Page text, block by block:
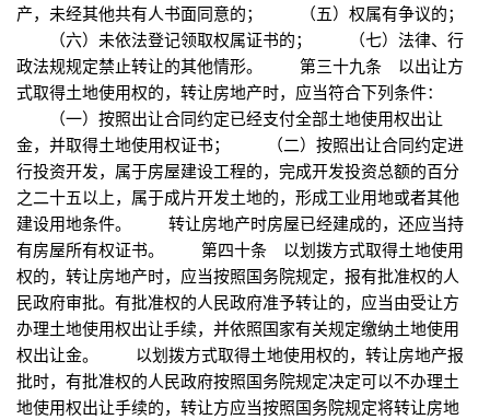
产，未经其他共有人书面同意的； （五）权属有争议的；
（六）未依法登记领取权属证书的； （七）法律、行
政法规规定禁止转让的其他情形。 第三十九条 以出让方
式取得土地使用权的，转让房地产时，应当符合下列条件：
（一）按照出让合同约定已经支付全部土地使用权出让
金，并取得土地使用权证书； （二）按照出让合同约定进
行投资开发，属于房屋建设工程的，完成开发投资总额的百分
之二十五以上，属于成片开发土地的，形成工业用地或者其他
建设用地条件。 转让房地产时房屋已经建成的，还应当持
有房屋所有权证书。 第四十条 以划拨方式取得土地使用
权的，转让房地产时，应当按照国务院规定，报有批准权的人
民政府审批。有批准权的人民政府准予转让的，应当由受让方
办理土地使用权出让手续，并依照国家有关规定缴纳土地使用
权出让金。 以划拨方式取得土地使用权的，转让房地产报
批时，有批准权的人民政府按照国务院规定决定可以不办理土
地使用权出让手续的，转让方应当按照国务院规定将转让房地